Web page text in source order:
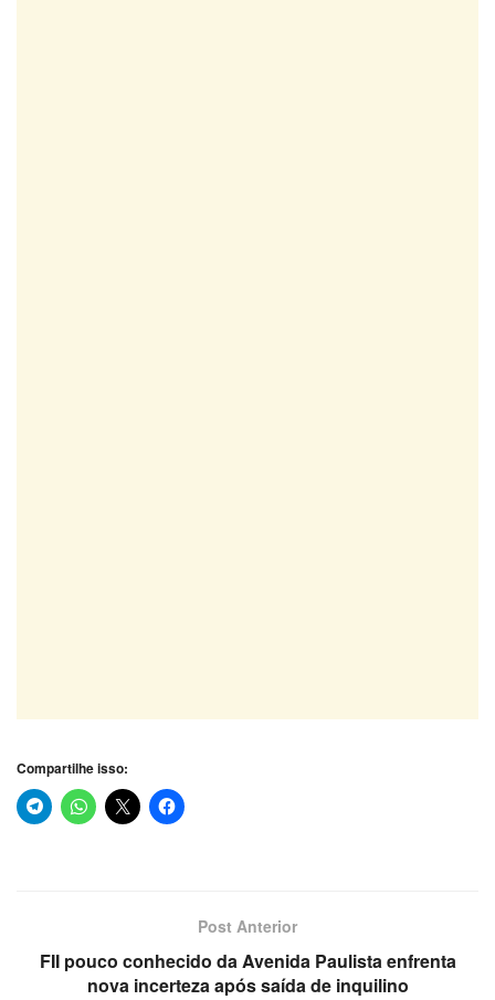
Compartilhe isso:
Post Anterior
FII pouco conhecido da Avenida Paulista enfrenta
nova incerteza após saída de inquilino